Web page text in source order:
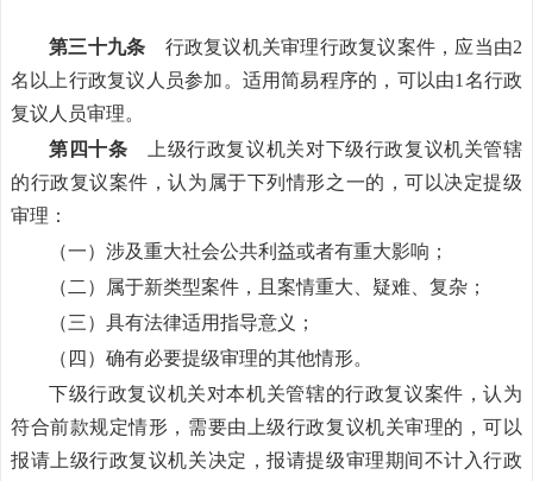
第三十九条 行政复议机关审理行政复议案件，应当由2
名以上行政复议人员参加。适用简易程序的，可以由1名行政
复议人员审理。
第四十条 上级行政复议机关对下级行政复议机关管辖
的行政复议案件，认为属于下列情形之一的，可以决定提级
审理：
（一）涉及重大社会公共利益或者有重大影响；
（二）属于新类型案件，且案情重大、疑难、复杂；
（三）具有法律适用指导意义；
（四）确有必要提级审理的其他情形。
下级行政复议机关对本机关管辖的行政复议案件，认为
符合前款规定情形，需要由上级行政复议机关审理的，可以
报请上级行政复议机关决定，报请提级审理期间不计入行政